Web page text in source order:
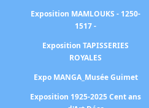
Exposition MAMLOUKS - 1250-
1517 -
Exposition TAPISSERIES
ROYALES
Expo MANGA_Musée Guimet
Exposition 1925-2025 Cent ans